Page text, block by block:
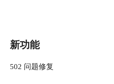
新功能
502 问题修复